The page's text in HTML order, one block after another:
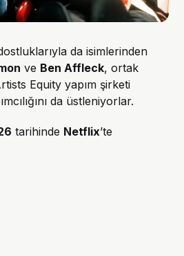
da isimlerinden
ve Ben Affleck, ortak
Equity yapım şirketi
da üstleniyorlar.
tarihinde Netflix’te